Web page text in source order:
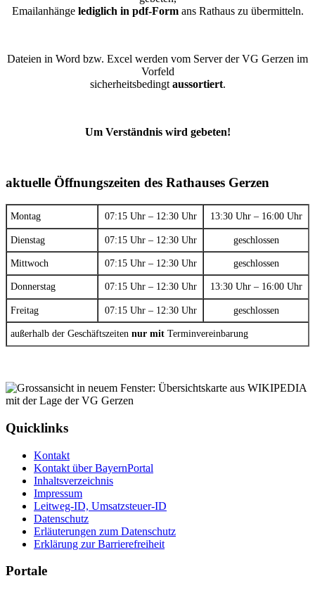
Emailanhänge lediglich in pdf-Formans Rathaus zu übermitteln.
Dateien in Word bzw. Excel werden vom Server der VG Gerzen im
Vorfeld
sicherheitsbedingt aussortiert.
Um Verständnis wird gebeten!
aktuelle Öffnungszeiten des Rathauses Gerzen
Montag 07:15 Uhr – 12:30 Uhr 13:30 Uhr – 16:00 Uhr
Dienstag 07:15 Uhr – 12:30 Uhr geschlossen
Mittwoch 07:15 Uhr – 12:30 Uhr geschlossen
Donnerstag 07:15 Uhr – 12:30 Uhr 13:30 Uhr – 16:00 Uhr
Freitag 07:15 Uhr – 12:30 Uhr geschlossen
außerhalb der Geschäftszeiten nur mit Terminvereinbarung
Quicklinks
Kontakt
Kontakt über BayernPortal
Inhaltsverzeichnis
Impressum
Leitweg-ID, Umsatzsteuer-ID
Datenschutz
Erläuterungen zum Datenschutz
Erklärung zur Barrierefreiheit
Portale